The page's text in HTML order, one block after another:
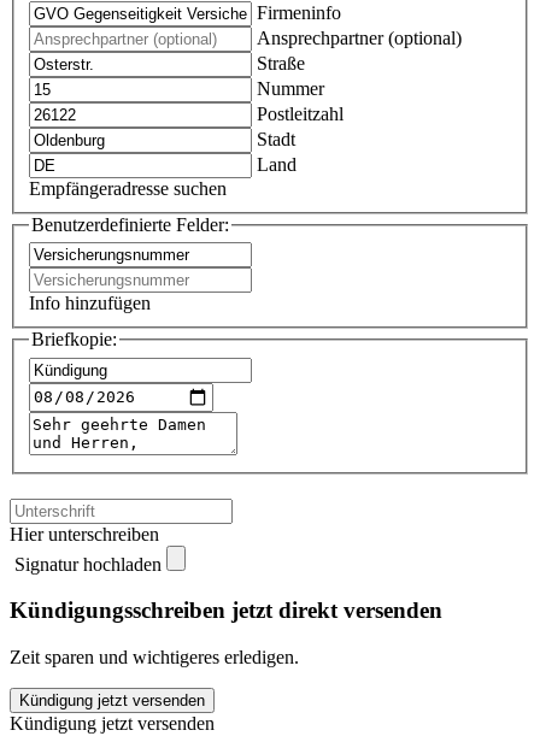
Firmeninfo
Ansprechpartner (optional)
Straße
Nummer
Postleitzahl
Stadt
Land
Empfängeradresse suchen
Benutzerdefinierte Felder:
Info hinzufügen
Briefkopie:
Hier unterschreiben
Signatur hochladen
Kündigungsschreiben jetzt direkt versenden
Zeit sparen und wichtigeres erledigen.
GVO
Hundehaftpflicht
Kündigung jetzt versenden
Kündigung jetzt versenden